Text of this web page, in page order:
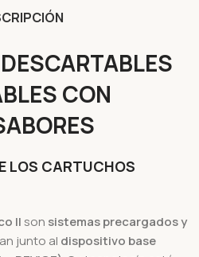
CON
LOS CARTUCHOS
II son sistemas precargados y
junto al dispositivo base